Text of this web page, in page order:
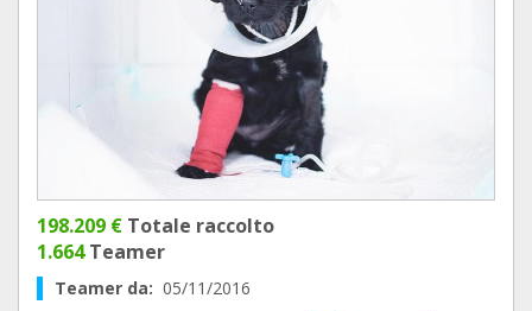
198.209 € Totale raccolto
1.664Teamer
Teamer da: 05/11/2016